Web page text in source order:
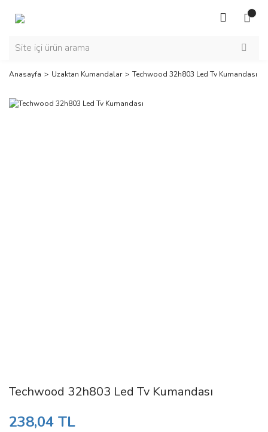
Anasayfa Uzaktan Kumandalar Techwood 32h803 Led Tv Kumandası
Techwood 32h803 Led Tv Kumandası
238,04 TL